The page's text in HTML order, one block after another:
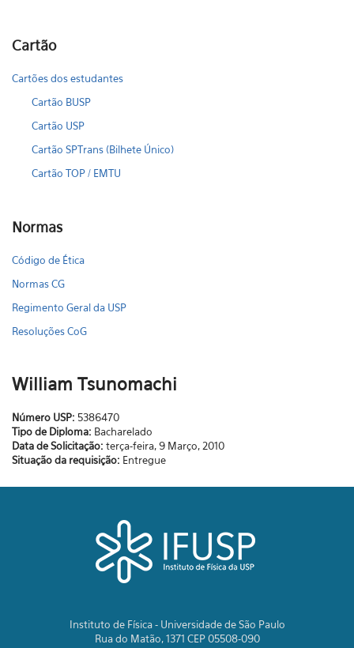
Cartão
Cartões dos estudantes
Cartão BUSP
Cartão USP
Cartão SPTrans (Bilhete Único)
Cartão TOP / EMTU
Normas
Código de Ética
Normas CG
Regimento Geral da USP
Resoluções CoG
William Tsunomachi
Número USP: 5386470
Tipo de Diploma: Bacharelado
Data de Solicitação: terça-feira, 9 Março, 2010
Situação da requisição: Entregue
Instituto de Física - Universidade de São Paulo
Rua do Matão, 1371 CEP 05508-090